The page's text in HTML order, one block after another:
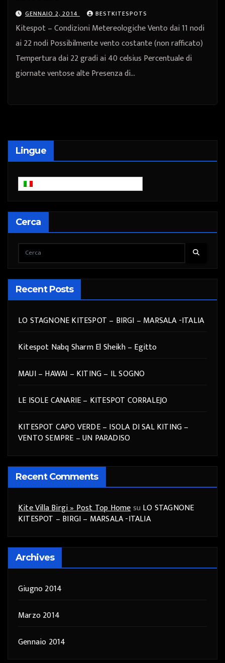
GENNAIO 2, 2014 BESTKITESPOTS
Kitespot – Condizioni Metereologiche Vento dai 11 nodi
ai 22 nodi Possibilmente vento costante (non rafficato)
Tempertura dai 22 gradi ai 40 celsius Percentuale di
giornate ventose alte Presenza di…
Lingue
Cerca
Recent Posts
LO STAGNONE KITESPOT – BIRGI – MARSALA -ITALIA
Kitespot Nabq Sharm El Sheikh – Egitto
MAUI – HAWAI – KITING – IL SOGNO
LE ISOLE CANARIE – KITESPOT CORRALEJO
KITESPOT CAPO VERDE – ISOLA DI SAL KITING –
VENTO SEMPRE – UN PARADISO
Recent Comments
Kite Villa Birgi » Post Top Homesu LO STAGNONE
KITESPOT – BIRGI – MARSALA -ITALIA
Archives
Giugno 2014
Marzo 2014
Gennaio 2014